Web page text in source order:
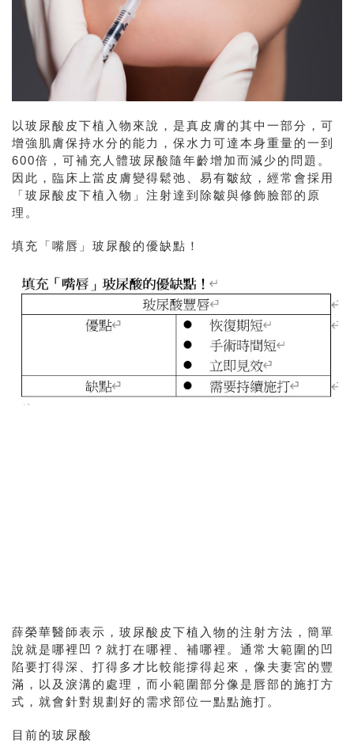
以玻尿酸皮下植入物來說，是真皮膚的其中一部分，可
增強肌膚保持水分的能力，保水力可達本身重量的一到
600倍，可補充人體玻尿酸隨年齡增加而減少的問題。
因此，臨床上當皮膚變得鬆弛、易有皺紋，經常會採用
「玻尿酸皮下植入物」注射達到除皺與修飾臉部的原
理。
填充「嘴唇」玻尿酸的優缺點！
薛榮華醫師表示，玻尿酸皮下植入物的注射方法，簡單
說就是哪裡凹？就打在哪裡、補哪裡。通常大範圍的凹
陷要打得深、打得多才比較能撐得起來，像夫妻宮的豐
滿，以及淚溝的處理，而小範圍部分像是唇部的施打方
式，就會針對規劃好的需求部位一點點施打。
目前的玻尿酸